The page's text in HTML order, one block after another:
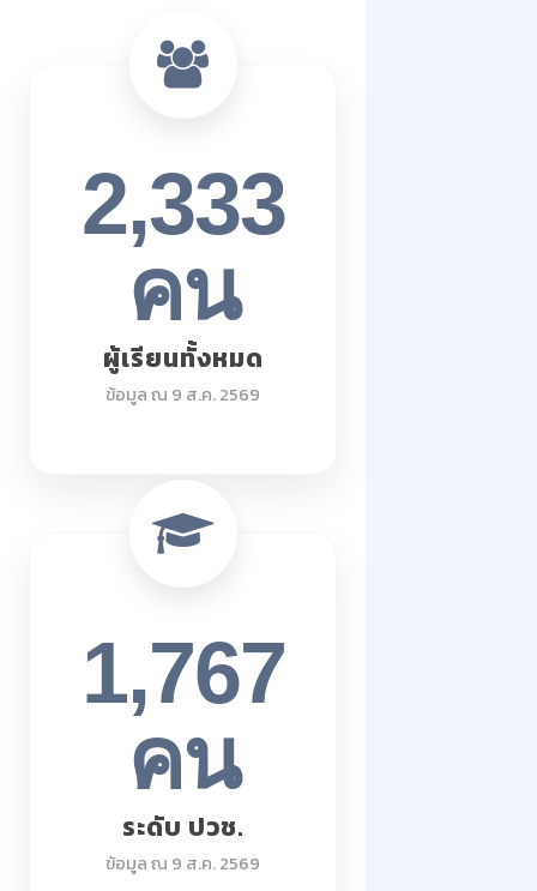
2,333
คน
ผู้เรียนทั้งหมด
ข้อมูล ณ 9 ส.ค. 2569
1,767
คน
ระดับ ปวช.
ข้อมูล ณ 9 ส.ค. 2569